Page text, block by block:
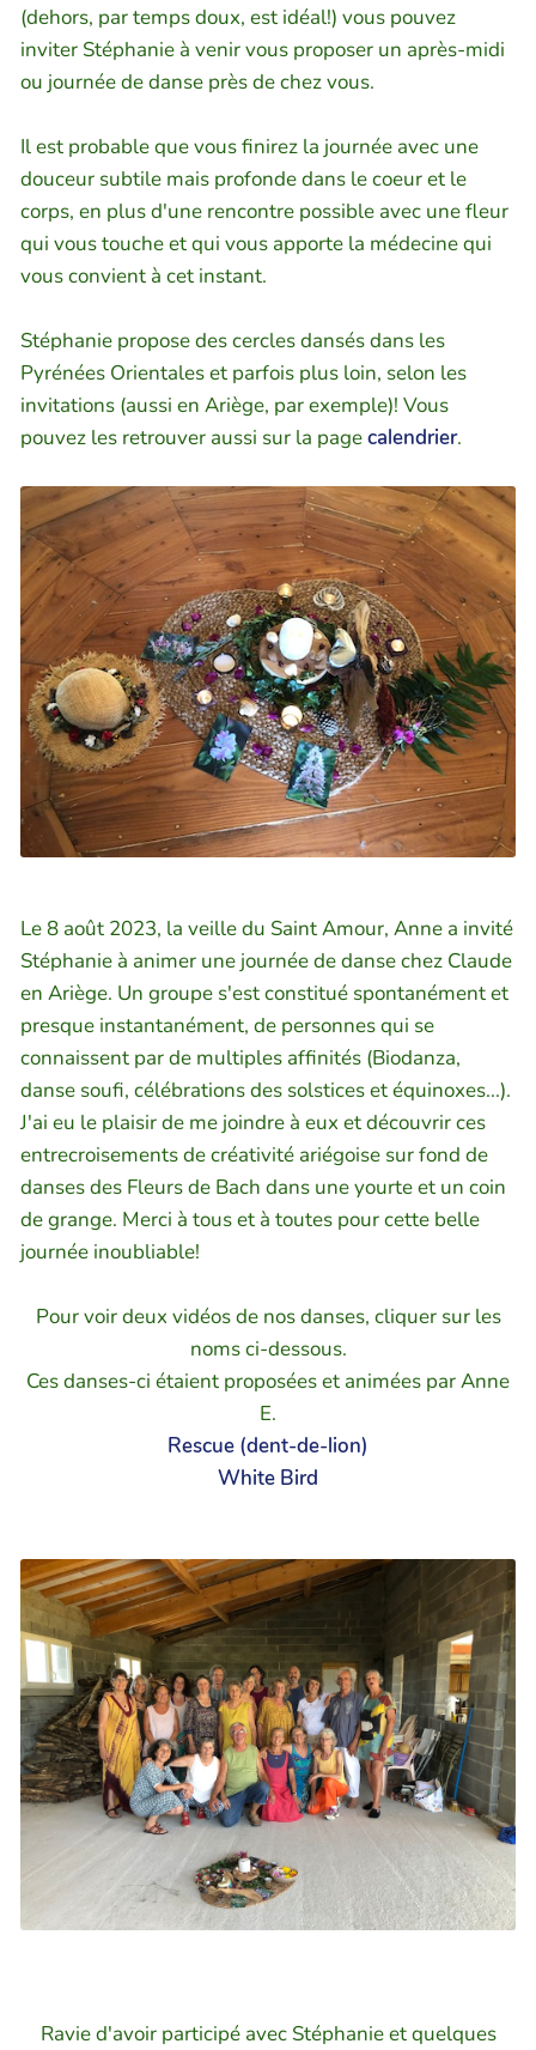
(dehors, par temps doux, est idéal!) vous pouvez
inviter Stéphanie à venir vous proposer un après-midi
ou journée de danse près de chez vous.
Il est probable que vous finirez la journée avec une
douceur subtile mais profonde dans le coeur et le
corps, en plus d'une rencontre possible avec une fleur
qui vous touche et qui vous apporte la médecine qui
vous convient à cet instant.
Stéphanie propose des cercles dansés dans les
Pyrénées Orientales et parfois plus loin, selon les
invitations (aussi en Ariège, par exemple)! Vous
pouvez les retrouver aussi sur la pagecalendrier.
Le 8 août 2023, la veille du Saint Amour, Anne a invité
Stéphanie à animer une journée de danse chez Claude
en Ariège. Un groupe s'est constitué spontanément et
presque instantanément, de personnes qui se
connaissent par de multiples affinités (Biodanza,
danse soufi, célébrations des solstices et équinoxes...).
J'ai eu le plaisir de me joindre à eux et découvrir ces
entrecroisements de créativité ariégoise sur fond de
danses des Fleurs de Bach dans une yourte et un coin
de grange. Merci à tous et à toutes pour cette belle
journée inoubliable!
Pour voir deux vidéos de nos danses, cliquer sur les
noms ci-dessous.
Ces danses-ci étaient proposées et animées par Anne
E.
Rescue (dent-de-lion)
White Bird
Ravie d'avoir participé avec Stéphanie et quelques